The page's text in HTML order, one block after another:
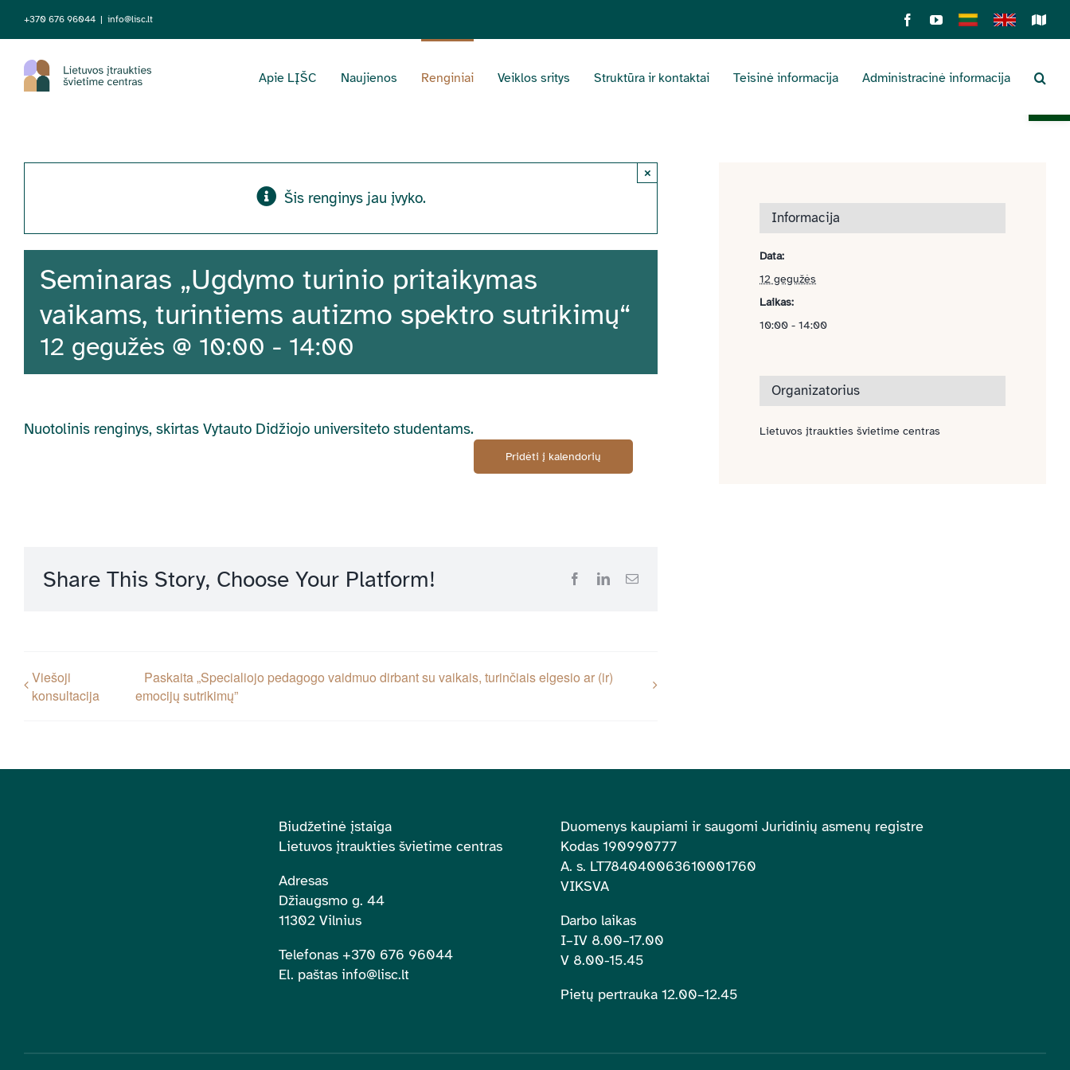
Skip
to
content
+370 676 96044 | info@lisc.lt FacebookYouTube
Lietuviškai
English
Apie LĮŠC Naujienos Renginiai Veiklos sritys Struktūra ir kontaktai Teisinė informacija Administracinė informacija
Šis renginys jau įvyko.
×
Seminaras „Ugdymo turinio pritaikymas
vaikams, turintiems autizmo spektro sutrikimų“
12 gegužės @ 10:00 - 14:00
Nuotolinis renginys, skirtas Vytauto Didžiojo universiteto studentams.
Pridėti į kalendorių
Share This Story, Choose Your Platform! FacebookLinkedInEmail
Viešoji
konsultacija
Paskaita „Specialiojo pedagogo vaidmuo dirbant su vaikais, turinčiais elgesio ar (ir)
emocijų sutrikimų”
Informacija
Data:
12 gegužės
Laikas:
10:00 - 14:00
Organizatorius
Lietuvos įtraukties švietime centras
Biudžetinė įstaiga
Lietuvos įtraukties švietime centras
Adresas
Džiaugsmo g. 44
11302 Vilnius
Telefonas +370 676 96044
El. paštas info@lisc.lt
Duomenys kaupiami ir saugomi Juridinių asmenų registre
Kodas 190990777
A. s. LT784040063610001760
VIKSVA
Darbo laikas
I–IV 8.00–17.00
V 8.00-15.45
Pietų pertrauka 12.00–12.45